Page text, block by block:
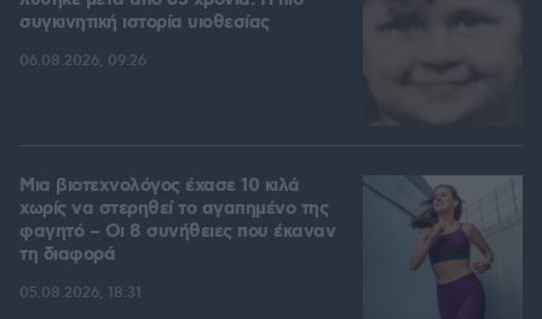
συγκινητική ιστορία υιοθεσίας
06.08.2026, 09:26
Μια βιοτεχνολόγος έχασε 10 κιλά
χωρίς να στερηθεί το αγαπημένο της
φαγητό – Οι 8 συνήθειες που έκαναν
τη διαφορά
05.08.2026, 18:31